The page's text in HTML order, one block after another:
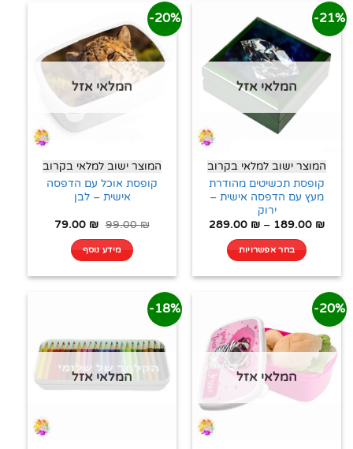
21%-
המלאי אזל
המוצר ישוב למלאי בקרוב
קופסת תכשיטים מהודרת
מעץ עם הדפסה אישית –
ירוק
189.00 ₪
–
289.00 ₪
בחר אפשרויות
20%-
המלאי אזל
המוצר ישוב למלאי בקרוב
קופסת אוכל עם הדפסה
אישית – לבן
99.00₪
79.00 ₪
מידע נוסף
20%-
המלאי אזל
18%-
המלאי אזל